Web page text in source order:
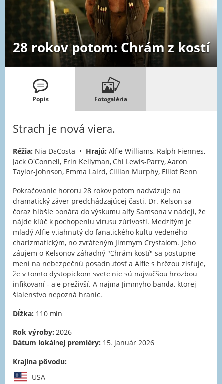
28 rokov potom: Chrám z kostí
Popis Fotogaléria
Strach je nová viera.
Réžia: Nia DaCosta • Hrajú: Alfie Williams, Ralph Fiennes,
Jack O'Connell, Erin Kellyman, Chi Lewis-Parry, Aaron
Taylor-Johnson, Emma Laird, Cillian Murphy, Elliot Benn
Pokračovanie hororu 28 rokov potom nadväzuje na
dramatický záver predchádzajúcej časti. Dr. Kelson sa
čoraz hlbšie ponára do výskumu alfy Samsona v nádeji, že
nájde kľúč k pochopeniu vírusu zúrivosti. Medzitým je
mladý Alfie vtiahnutý do fanatického kultu vedeného
charizmatickým, no zvráteným Jimmym Crystalom. Jeho
záujem o Kelsonov záhadný "Chrám kostí" sa postupne
mení na nebezpečnú posadnutosť a Alfie s hrôzou zisťuje,
že v tomto dystopickom svete nie sú najväčšou hrozbou
infikovaní - ale preživší. A najmä Jimmyho banda, ktorej
šialenstvo nepozná hraníc.
Dĺžka: 110 min
Rok výroby: 2026
Dátum lokálnej premiéry: 15. január 2026
Krajina pôvodu:
USA